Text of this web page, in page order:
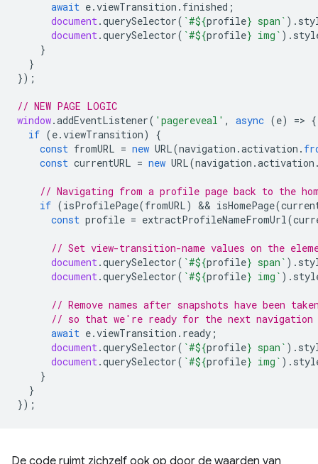
await e.viewTransition . finished ;
document .querySelector( `#${profile} span` ).
document .querySelector( `#${profile} img` ).
}
}
});
// NEW PAGE LOGIC
window.addEventListener( 'pagereveal' , async (e) => {
if (e.viewTransition)
{
const fromURL = new URL(navigation .activation .
const currentURL = new URL(navigation .activation
// Navigating from a profile page back to the
if (isProfilePage(fromURL) && isHomePage(
const profile = extractProfileNameFromUrl (
// Set view-transition-name values on the
document .querySelector( `#${profile} span` ).
document .querySelector( `#${profile} img` ).
// Remove names after snapshots have been
// so that we're ready for the next navigation
await e.viewTransition . ready ;
document .querySelector( `#${profile} span` ).
document .querySelector( `#${profile} img` ).
}
}
});
De code ruimt zichzelf ook op door de waarden van